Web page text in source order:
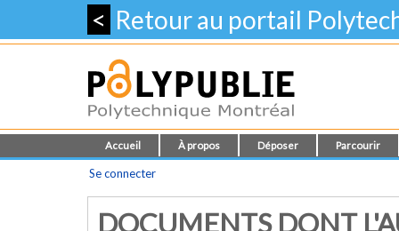
< Retour au portail
Accueil À propos Déposer Parcourir
Se connecter
DOCUMENTS DONT